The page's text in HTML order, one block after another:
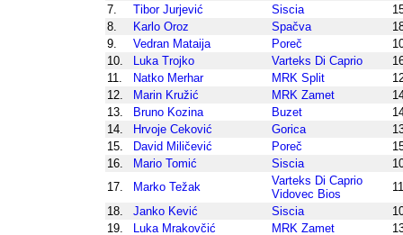
7.
Tibor Jurjević Siscia
8.
Karlo Oroz Spačva
9.
Vedran Mataija Poreč
10.
Luka Trojko Varteks Di Caprio
11.
Natko Merhar MRK Split
12.
Marin Kružić MRK Zamet
13.
Bruno Kozina Buzet
14.
Hrvoje Ceković Gorica
15.
David Miličević Poreč
16.
Mario Tomić Siscia
17.
Marko Težak
Varteks Di Caprio
Vidovec Bios
18.
Janko Kević Siscia
19.
Luka Mrakovčić MRK Zamet